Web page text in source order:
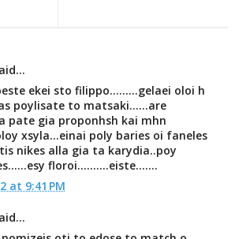
ekei sto filippo.........gelaei oloi h
poylisate to matsaki......are
pate gia proponhsh kai mhn
xsyla...einai poly baries oi faneles
nikes alla gia ta karydia..poy
floroi..........eiste.......
at 9:41 PM